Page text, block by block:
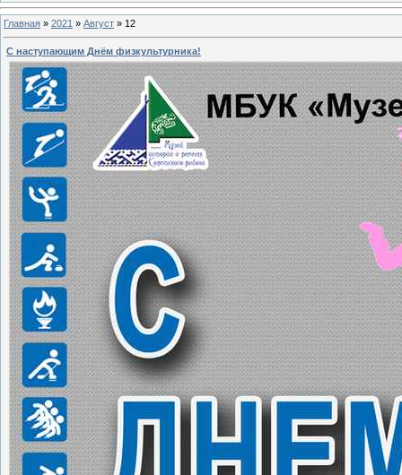
Главная » 2021 » Август » 12
С наступающим Днём физкультурника!